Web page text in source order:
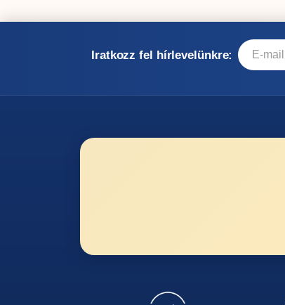
Iratkozz fel hírlevelünkre: